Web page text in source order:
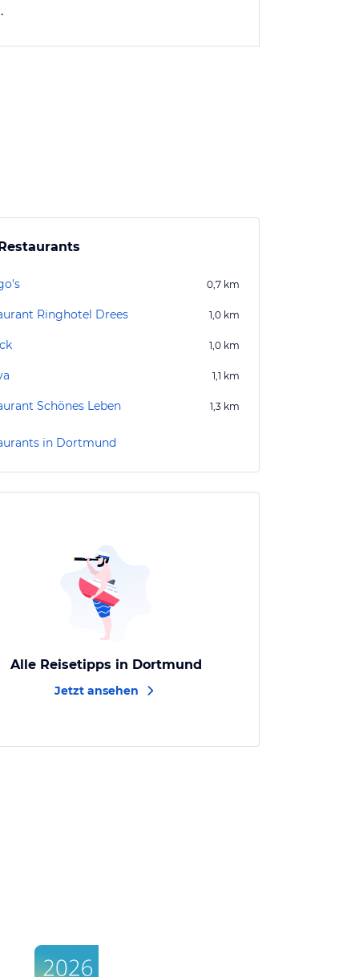
0,7 km
Ringhotel Drees 1,0 km
1,0 km
1,1 km
Schönes Leben 1,3 km
in Dortmund
Alle Reisetipps in Dortmund
Jetzt ansehen